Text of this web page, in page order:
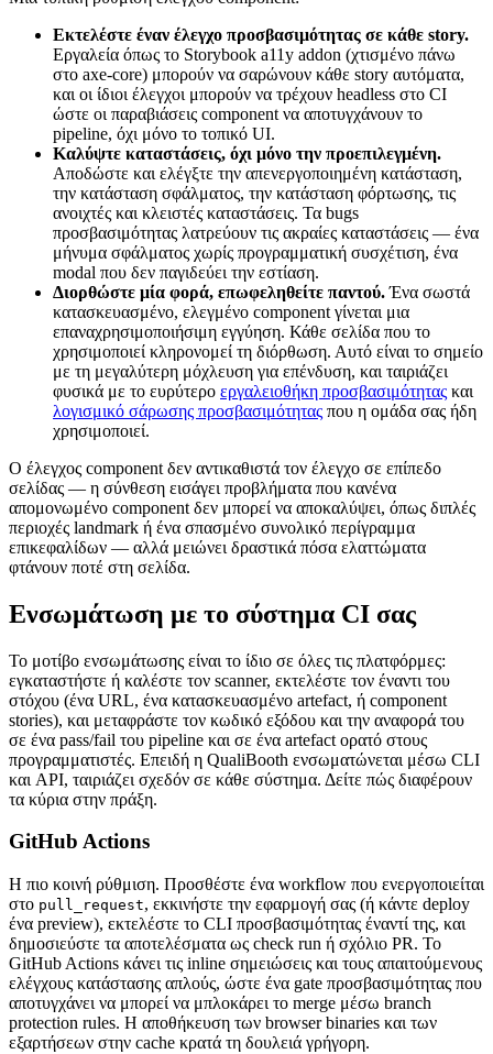
Εκτελέστε έναν έλεγχο προσβασιμότητας σε κάθε story.
Εργαλεία όπως το Storybook a11y addon (χτισμένο πάνω
στο axe-core) μπορούν να σαρώνουν κάθε story αυτόματα,
και οι ίδιοι έλεγχοι μπορούν να τρέχουν headless στο CI
ώστε οι παραβιάσεις component να αποτυγχάνουν το
pipeline, όχι μόνο το τοπικό UI.
Καλύψτε καταστάσεις, όχι μόνο την προεπιλεγμένη.
Αποδώστε και ελέγξτε την απενεργοποιημένη κατάσταση,
την κατάσταση σφάλματος, την κατάσταση φόρτωσης, τις
ανοιχτές και κλειστές καταστάσεις. Τα bugs
προσβασιμότητας λατρεύουν τις ακραίες καταστάσεις — ένα
μήνυμα σφάλματος χωρίς προγραμματική συσχέτιση, ένα
modal που δεν παγιδεύει την εστίαση.
Διορθώστε μία φορά, επωφεληθείτε παντού.Ένα σωστά
κατασκευασμένο, ελεγμένο component γίνεται μια
επαναχρησιμοποιήσιμη εγγύηση. Κάθε σελίδα που το
χρησιμοποιεί κληρονομεί τη διόρθωση. Αυτό είναι το σημείο
με τη μεγαλύτερη μόχλευση για επένδυση, και ταιριάζει
φυσικά με το ευρύτερο εργαλειοθήκη προσβασιμότητας και
λογισμικό σάρωσης προσβασιμότητας που η ομάδα σας ήδη
χρησιμοποιεί.
Ο έλεγχος component δεν αντικαθιστά τον έλεγχο σε επίπεδο
σελίδας — η σύνθεση εισάγει προβλήματα που κανένα
απομονωμένο component δεν μπορεί να αποκαλύψει, όπως διπλές
περιοχές landmark ή ένα σπασμένο συνολικό περίγραμμα
επικεφαλίδων — αλλά μειώνει δραστικά πόσα ελαττώματα
φτάνουν ποτέ στη σελίδα.
Ενσωμάτωση με το σύστημα CI σας
Το μοτίβο ενσωμάτωσης είναι το ίδιο σε όλες τις πλατφόρμες:
εγκαταστήστε ή καλέστε τον scanner, εκτελέστε τον έναντι του
στόχου (ένα URL, ένα κατασκευασμένο artefact, ή component
stories), και μεταφράστε τον κωδικό εξόδου και την αναφορά του
σε ένα pass/fail του pipeline και σε ένα artefact ορατό στους
προγραμματιστές. Επειδή η QualiBooth ενσωματώνεται μέσω CLI
και API, ταιριάζει σχεδόν σε κάθε σύστημα. Δείτε πώς διαφέρουν
τα κύρια στην πράξη.
GitHub Actions
Η πιο κοινή ρύθμιση. Προσθέστε ένα workflow που ενεργοποιείται
στο pull_request, εκκινήστε την εφαρμογή σας (ή κάντε deploy
ένα preview), εκτελέστε το CLI προσβασιμότητας έναντί της, και
δημοσιεύστε τα αποτελέσματα ως check run ή σχόλιο PR. Το
GitHub Actions κάνει τις inline σημειώσεις και τους απαιτούμενους
ελέγχους κατάστασης απλούς, ώστε ένα gate προσβασιμότητας που
αποτυγχάνει να μπορεί να μπλοκάρει το merge μέσω branch
protection rules. Η αποθήκευση των browser binaries και των
εξαρτήσεων στην cache κρατά τη δουλειά γρήγορη.